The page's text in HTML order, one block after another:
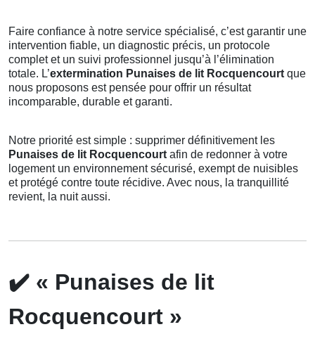
Faire confiance à notre service spécialisé, c’est garantir une
intervention fiable, un diagnostic précis, un protocole
complet et un suivi professionnel jusqu’à l’élimination
totale. L’extermination Punaises de lit Rocquencourtque
nous proposons est pensée pour offrir un résultat
incomparable, durable et garanti.
Notre priorité est simple : supprimer définitivement les
Punaises de lit Rocquencourtafin de redonner à votre
logement un environnement sécurisé, exempt de nuisibles
et protégé contre toute récidive. Avec nous, la tranquillité
revient, la nuit aussi.
✔️ « Punaises de lit
Rocquencourt »